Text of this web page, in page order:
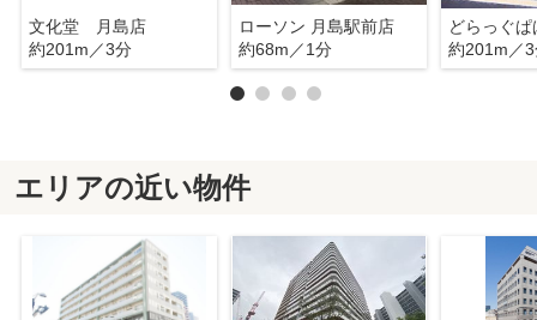
文化堂 月島店
約201m／3分
ローソン 月島駅前店
約68m／1分
約201m／
エリアの近い物件